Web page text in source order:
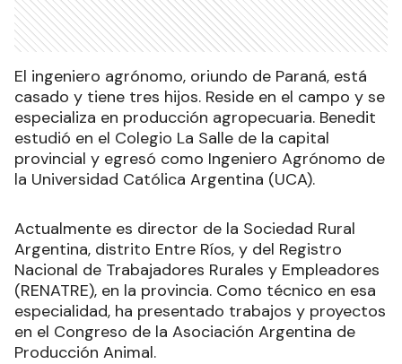
El ingeniero agrónomo, oriundo de Paraná, está
casado y tiene tres hijos. Reside en el campo y se
especializa en producción agropecuaria. Benedit
estudió en el Colegio La Salle de la capital
provincial y egresó como Ingeniero Agrónomo de
la Universidad Católica Argentina (UCA).
Actualmente es director de la Sociedad Rural
Argentina, distrito Entre Ríos, y del Registro
Nacional de Trabajadores Rurales y Empleadores
(RENATRE), en la provincia. Como técnico en esa
especialidad, ha presentado trabajos y proyectos
en el Congreso de la Asociación Argentina de
Producción Animal.